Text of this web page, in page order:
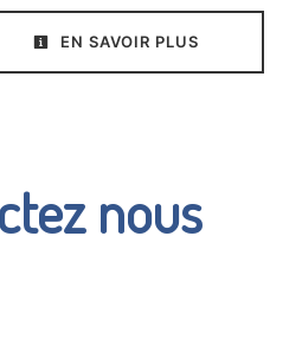
EN SAVOIR PLUS
nous